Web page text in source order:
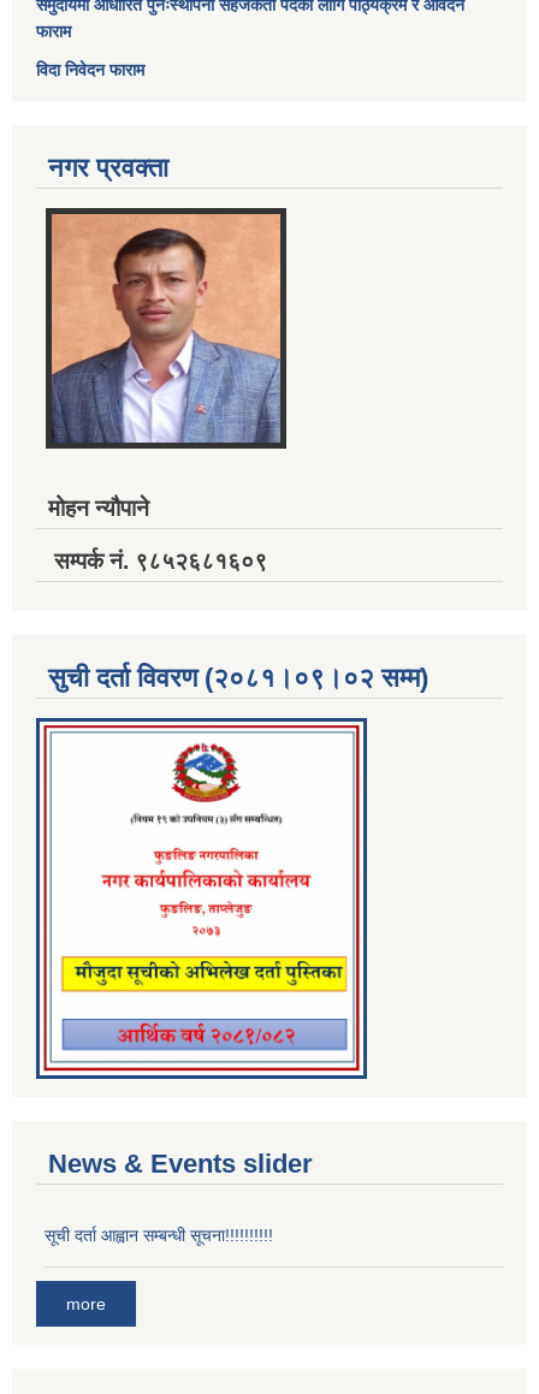
समुदायमा आधारित पुनःस्थापना सहजकर्ता पदको लागि पाठ्यक्रम र आवेदन
फाराम
विदा निवेदन फाराम
नगर प्रवक्ता
मोहन न्यौपाने
सम्पर्क नं. ९८५२६८१६०९
सुची दर्ता विवरण (२०८१।०९।०२ सम्म)
News & Events slider
सूची दर्ता आह्वान सम्बन्धी सूचना!!!!!!!!!!
more